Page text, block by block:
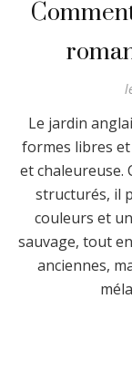
Le jardin
formes libres
et chaleureuse.
structurés, il
couleurs et
sauvage, tout
anciennes,